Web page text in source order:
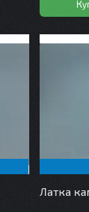
Латка